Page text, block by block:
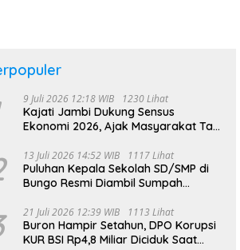
9 Juli 2026 12:18 WIB 1230 Lihat
Kajati Jambi Dukung Sensus
Ekonomi 2026, Ajak Masyarakat Tak
13 Juli 2026 14:52 WIB 1117 Lihat
Puluhan Kepala Sekolah SD/SMP di
Bungo Resmi Diambil Sumpah
21 Juli 2026 12:39 WIB 1113 Lihat
Buron Hampir Setahun, DPO Korupsi
KUR BSI Rp4,8 Miliar Diciduk Saat